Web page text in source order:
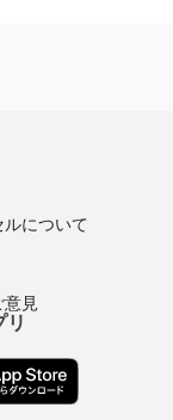
について
意見
リ